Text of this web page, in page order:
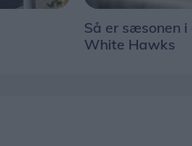
Så er sæsonen
White Hawks